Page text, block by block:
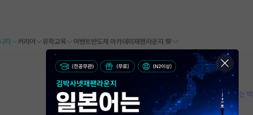
티 커리어 유학교육 이벤트반도체 아카데미 재팬라운지 🌸
본문이 수정되지 않는